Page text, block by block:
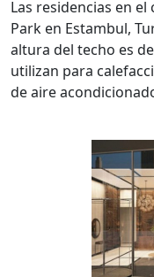
Las residencias en
Park en Estambul,
altura del techo es
utilizan para
de aire